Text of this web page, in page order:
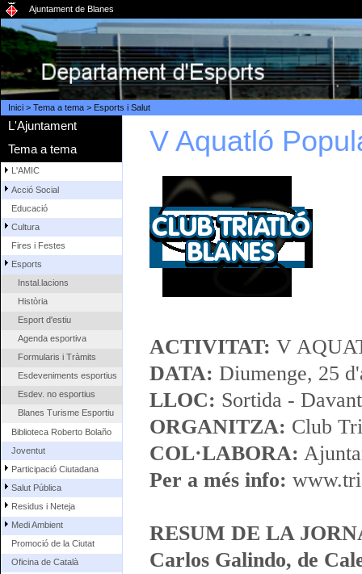
Ajuntament de Blanes
Inici> Tema a tema> Esports i Salut
L'Ajuntament
Tema a tema
L'AMIC
Acció Social
Educació
Cultura
Fires i Festes
Esports
Instal.lacions
Història
Esport d'estiu
Agenda esportiva
Formularis i Tràmits
Esdeveniments esportius
Esdev. no esportius
Blanes Turisme Esportiu
Biblioteca Roberto Bolaño
Joventut
Participació Ciutadana
Salut Pública
Residus i Neteja
Medi Ambient
Promoció de la Ciutat
Oficina de Català
V Aquatló
ACTIVITAT: V
DATA: Diumenge, 25
LLOC: Sortida -
ORGANITZA: Club
COL·LABORA:
Per a més info:
RESUM DE LA
Carlos Galindo, de